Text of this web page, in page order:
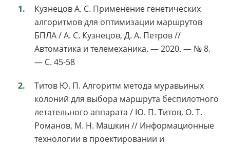
Кузнецов А. С. Применение генетических
алгоритмов для оптимизации маршрутов
БПЛА / А. С. Кузнецов, Д. А. Петров //
Автоматика и телемеханика. — 2020. — № 8.
— С. 45-58
Титов Ю. П. Алгоритм метода муравьиных
колоний для выбора маршрута беспилотного
летательного аппарата / Ю. П. Титов, О. Т.
Романов, М. Н. Машкин // Информационные
технологии в проектировании и